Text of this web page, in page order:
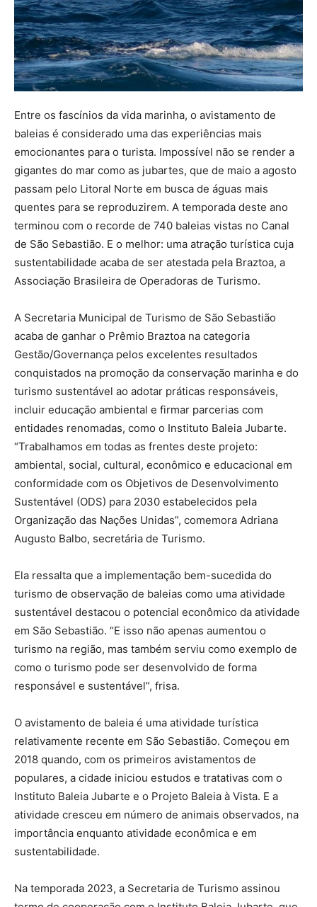
Entre os fascínios da vida marinha, o avistamento de
baleias é considerado uma das experiências mais
emocionantes para o turista. Impossível não se render a
gigantes do mar como as jubartes, que de maio a agosto
passam pelo Litoral Norte em busca de águas mais
quentes para se reproduzirem. A temporada deste ano
terminou com o recorde de 740 baleias vistas no Canal
de São Sebastião. E o melhor: uma atração turística cuja
sustentabilidade acaba de ser atestada pela Braztoa, a
Associação Brasileira de Operadoras de Turismo.
A Secretaria Municipal de Turismo de São Sebastião
acaba de ganhar o Prêmio Braztoa na categoria
Gestão/Governança pelos excelentes resultados
conquistados na promoção da conservação marinha e do
turismo sustentável ao adotar práticas responsáveis,
incluir educação ambiental e firmar parcerias com
entidades renomadas, como o Instituto Baleia Jubarte.
“Trabalhamos em todas as frentes deste projeto:
ambiental, social, cultural, econômico e educacional em
conformidade com os Objetivos de Desenvolvimento
Sustentável (ODS) para 2030 estabelecidos pela
Organização das Nações Unidas”, comemora Adriana
Augusto Balbo, secretária de Turismo.
Ela ressalta que a implementação bem-sucedida do
turismo de observação de baleias como uma atividade
sustentável destacou o potencial econômico da atividade
em São Sebastião. “E isso não apenas aumentou o
turismo na região, mas também serviu como exemplo de
como o turismo pode ser desenvolvido de forma
responsável e sustentável”, frisa.
O avistamento de baleia é uma atividade turística
relativamente recente em São Sebastião. Começou em
2018 quando, com os primeiros avistamentos de
populares, a cidade iniciou estudos e tratativas com o
Instituto Baleia Jubarte e o Projeto Baleia à Vista. E a
atividade cresceu em número de animais observados, na
importância enquanto atividade econômica e em
sustentabilidade.
Na temporada 2023, a Secretaria de Turismo assinou